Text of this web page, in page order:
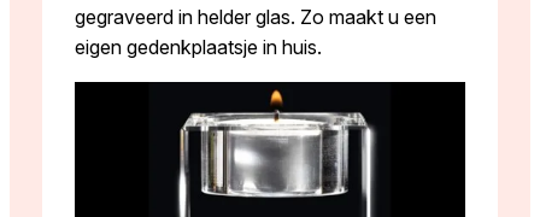
gegraveerd in helder glas. Zo maakt u een
eigen gedenkplaatsje in huis.